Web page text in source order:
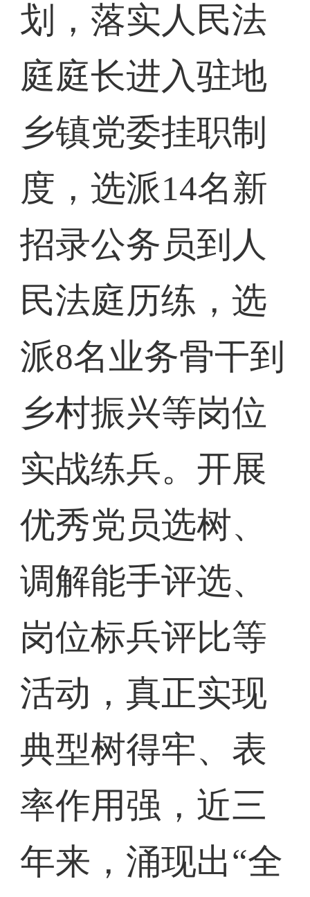
划，落实人民法
庭庭长进入驻地
乡镇党委挂职制
度，选派14名新
招录公务员到人
民法庭历练，选
派8名业务骨干到
乡村振兴等岗位
实战练兵。开展
优秀党员选树、
调解能手评选、
岗位标兵评比等
活动，真正实现
典型树得牢、表
率作用强，近三
年来，涌现出“全